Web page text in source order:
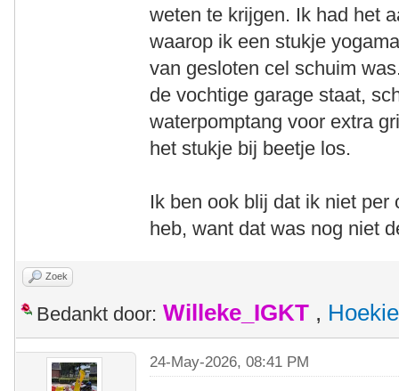
weten te krijgen. Ik had het
waarop ik een stukje
van gesloten cel schuim
de vochtige garage staat,
waterpomptang voor extra
het stukje bij beetje los.
Ik ben ook blij dat ik niet
heb, want dat was nog niet
Zoek
Bedankt door: Willeke_IGKT , Hoekie
24-May-2026, 08:41 PM